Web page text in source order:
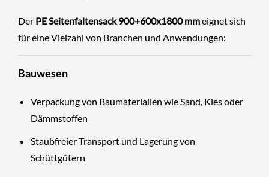
Der PE Seitenfaltensack 900+600x1800 mmeignet sich
für eine Vielzahl von Branchen und Anwendungen:
Bauwesen
Verpackung von Baumaterialien wie Sand, Kies oder
Dämmstoffen
Staubfreier Transport und Lagerung von
Schüttgütern